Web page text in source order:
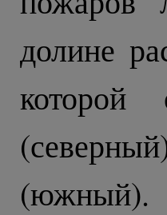
долине
которой
(южный).